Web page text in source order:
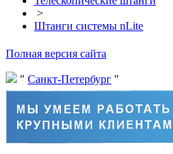
>
Штанги системы nLite
Полная версия сайта
Санкт-Петербург